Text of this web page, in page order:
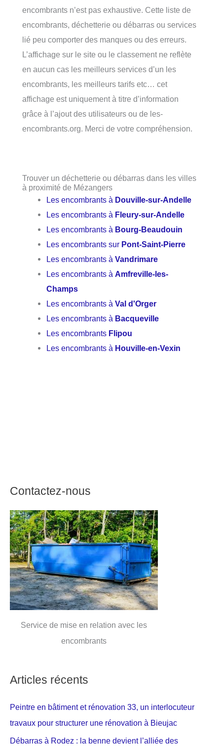
encombrants n’est pas exhaustive. Cette liste de
encombrants, déchetterie ou débarras ou services
lié peu comporter des manques ou des erreurs.
L’affichage sur le site ou le classement ne reflète
en aucun cas les meilleurs services d’un les
encombrants, les meilleurs tarifs etc… cet
affichage est uniquement à titre d’information
grâce à l’ajout des utilisateurs ou de les-
encombrants.org. Merci de votre compréhension.
Trouver un déchetterie ou débarras dans les villes
à proximité de Mézangers
Les encombrants à Douville-sur-Andelle
Les encombrants à Fleury-sur-Andelle
Les encombrants à Bourg-Beaudouin
Les encombrants sur Pont-Saint-Pierre
Les encombrants àVandrimare
Les encombrants àAmfreville-les-
Champs
Les encombrants àVal d'Orger
Les encombrants à Bacqueville
Les encombrants Flipou
Les encombrants à Houville-en-Vexin
Contactez-nous
Service de mise en relation avec les
encombrants
Articles récents
Peintre en bâtiment et rénovation 33, un interlocuteur
travaux pour structurer une rénovation à Bieujac
Débarras à Rodez : la benne devient l’alliée des